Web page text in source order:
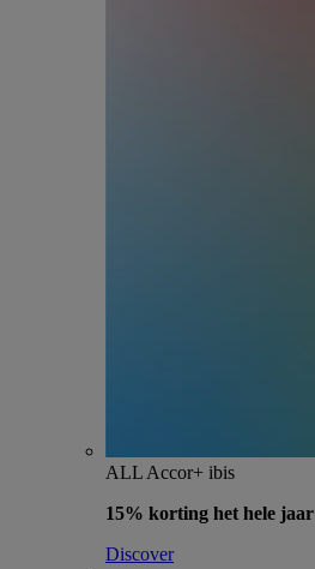
ALL Accor+ ibis
15% korting het hele jaar
Discover